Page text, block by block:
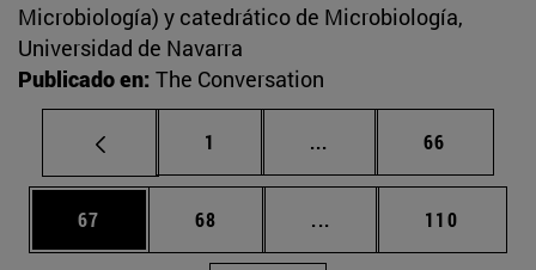
Microbiología) y catedrático de Microbiología,
Universidad de Navarra
Publicado en: The Conversation
Página
1 ... Páginas intermedias
Página
66
Página
67 Página
68 ... Páginas intermedias
Página
110